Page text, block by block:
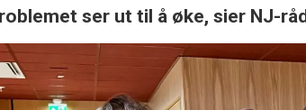
ser ut til å øke, sier NJ-